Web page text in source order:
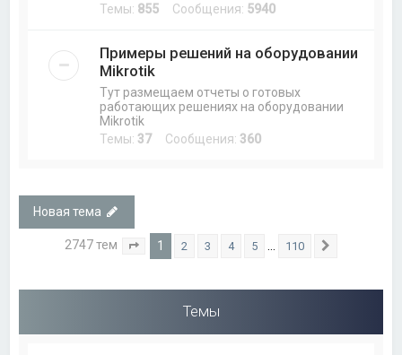
Темы: 855 Сообщения: 5940
Примеры решений на оборудовании
Mikrotik
Тут размещаем отчеты о готовых
работающих решениях на оборудовании
Mikrotik
Темы: 37Сообщения: 360
Новая тема
2747 тем Страница из 110
1 2 3 4 5 110
Темы